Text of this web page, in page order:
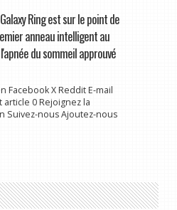
Ring est sur le point de
anneau intelligent au
du sommeil approuvé
Facebook X Reddit E-mail
article 0 Rejoignez la
Suivez-nous Ajoutez-nous